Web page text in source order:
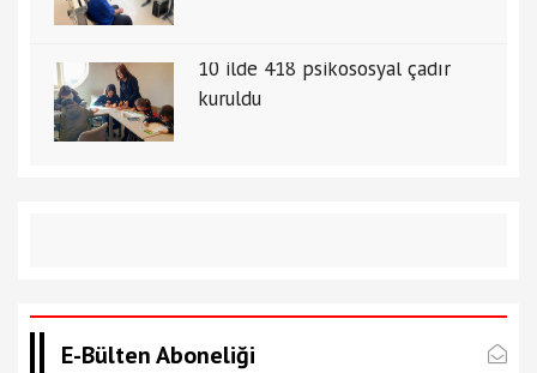
10 ilde 418 psikososyal çadır
kuruldu
E-Bülten Aboneliği